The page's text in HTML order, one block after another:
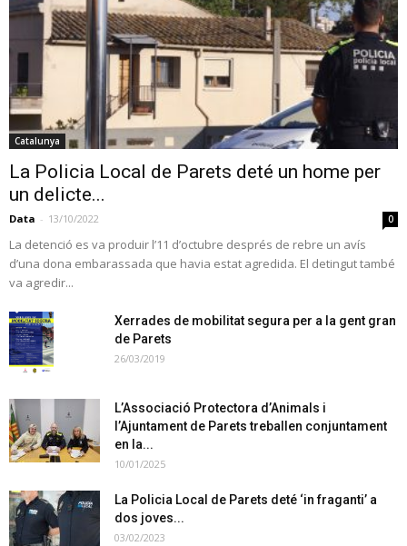
Catalunya
La Policia Local de Parets deté un home per
un delicte...
Data - 13/10/2022 0
La detenció es va produir l’11 d’octubre després de rebre un avís
d’una dona embarassada que havia estat agredida. El detingut també
va agredir...
Xerrades de mobilitat segura per a la gent gran
de Parets
26/03/2019
L’Associació Protectora d’Animals i
l’Ajuntament de Parets treballen conjuntament
en la...
10/01/2025
La Policia Local de Parets deté ‘in fraganti’ a
dos joves...
03/02/2023